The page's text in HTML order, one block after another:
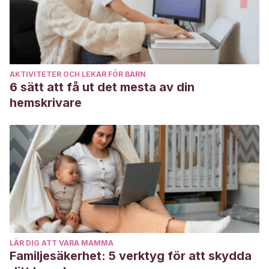
AKTIVITETER OCH LEKAR FÖR BARN
6 sätt att få ut det mesta av din
hemskrivare
LÄR DIG ATT VARA MAMMA
Familjesäkerhet: 5 verktyg för att skydda